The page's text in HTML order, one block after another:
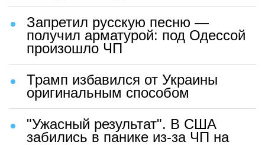
Запретил русскую песню —
получил арматурой: под Одессой
произошло ЧП
Трамп избавился от Украины
оригинальным способом
"Ужасный результат". В США
забились в панике из-за ЧП на